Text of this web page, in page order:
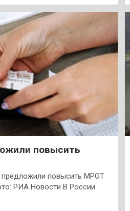
повысить
предложили повысить МРОТ
РИА Новости В России